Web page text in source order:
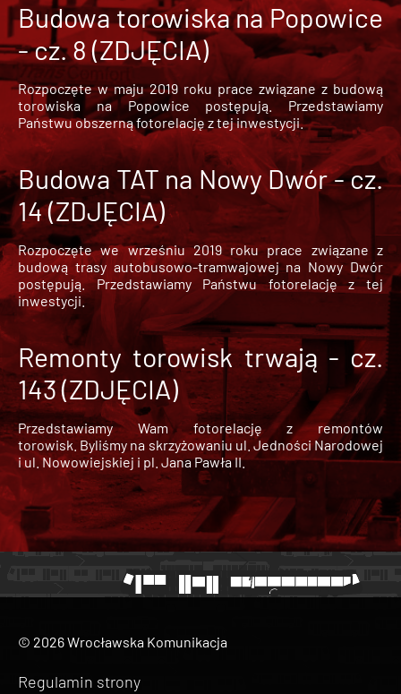
Budowa torowiska na Popowice
- cz. 8 (ZDJĘCIA)
Rozpoczęte w maju 2019 roku prace związane z budową
torowiska na Popowice
postępują. Przedstawiamy
Państwu obszerną fotorelację z tej inwestycji.
Budowa TAT na Nowy Dwór - cz.
14 (ZDJĘCIA)
Rozpoczęte we wrześniu 2019 roku prace związane z
budową trasy autobusowo-tramwajowej na Nowy Dwór
postępują. Przedstawiamy Państwu fotorelację z tej
inwestycji.
Remonty torowisk trwają - cz.
143 (ZDJĘCIA)
Przedstawiamy Wam fotorelację z remontów
torowisk. Byliśmy na skrzyżowaniu ul. Jedności Narodowej
i ul. Nowowiejskiej i pl. Jana Pawła II.
© 2026 Wrocławska Komunikacja
Regulamin strony